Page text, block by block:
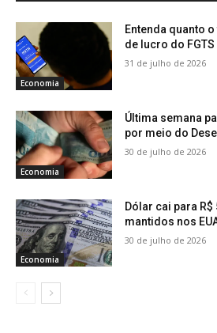
Economia
Entenda quanto
de lucro do FGTS
31 de julho de 2026
Economia
Última semana
por meio do
30 de julho de 2026
Economia
Dólar cai para
mantidos nos
30 de julho de 2026